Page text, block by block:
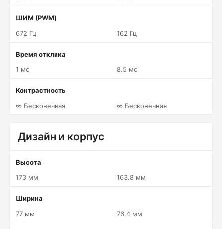
ШИМ (PWM)
672 Гц
162 Гц
Время отклика
1 мс
8.5 мс
Контрастность
∞ Бесконечная
∞ Бесконечная
Дизайн и корпус
Высота
173 мм
163.8 мм
Ширина
77 мм
76.4 мм